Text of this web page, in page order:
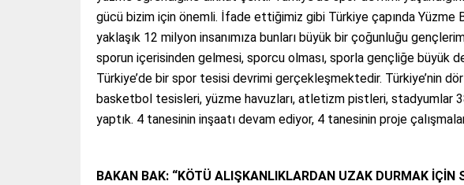
gücü bizim için önemli. İfade ettiğimiz gibi Türkiye çapında Yüzme
yaklaşık 12 milyon insanımıza bunları büyük bir çoğunluğu
sporun içerisinden gelmesi, sporcu olması, sporla gençliğe büyük
Türkiye’de bir spor tesisi devrimi gerçekleşmektedir. Türkiye’nin
basketbol tesisleri, yüzme havuzları, atletizm pistleri, stadyumlar
yaptık. 4 tanesinin inşaatı devam ediyor, 4 tanesinin proje
BAKAN BAK: “KÖTÜ ALIŞKANLIKLARDAN UZAK DURMAK İÇİN